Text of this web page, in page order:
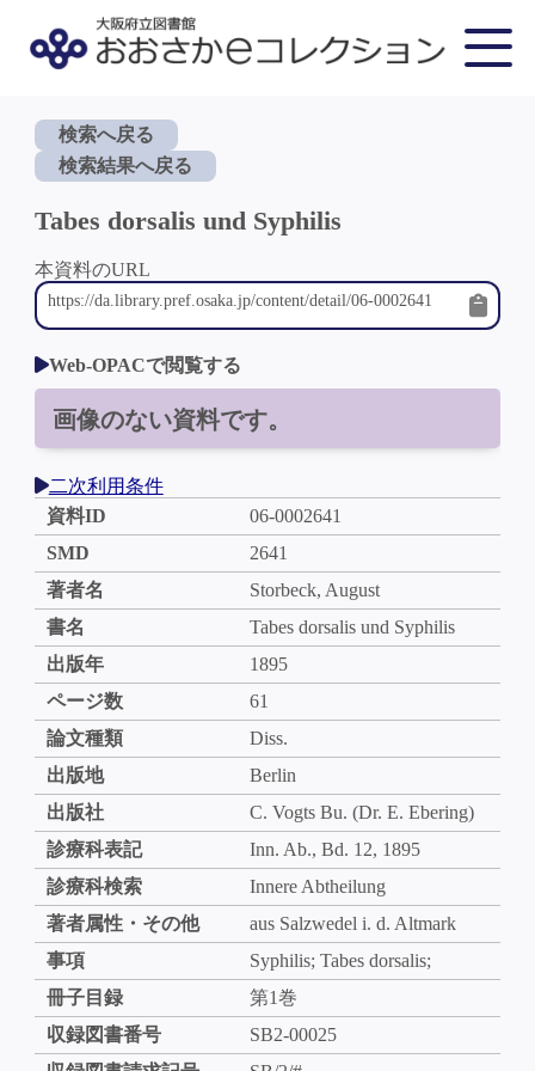
検索へ戻る
検索結果へ戻る
Tabes dorsalis und Syphilis
本資料のURL
Web-OPACで閲覧する
画像のない資料です。
二次利用条件
資料ID
06-0002641
SMD
2641
著者名
Storbeck, August
書名
Tabes dorsalis und Syphilis
出版年
1895
ページ数
61
論文種類
Diss.
出版地
Berlin
出版社
C. Vogts Bu. (Dr. E. Ebering)
診療科表記
Inn. Ab., Bd. 12, 1895
診療科検索
Innere Abtheilung
著者属性・その他
aus Salzwedel i. d. Altmark
事項
Syphilis; Tabes dorsalis;
冊子目録
第1巻
収録図書番号
SB2-00025